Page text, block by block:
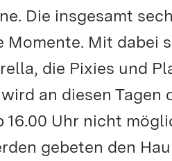
Die insgesamt
Mit dabei
die Pixies und
an diesen Tagen
Uhr nicht
gebeten den